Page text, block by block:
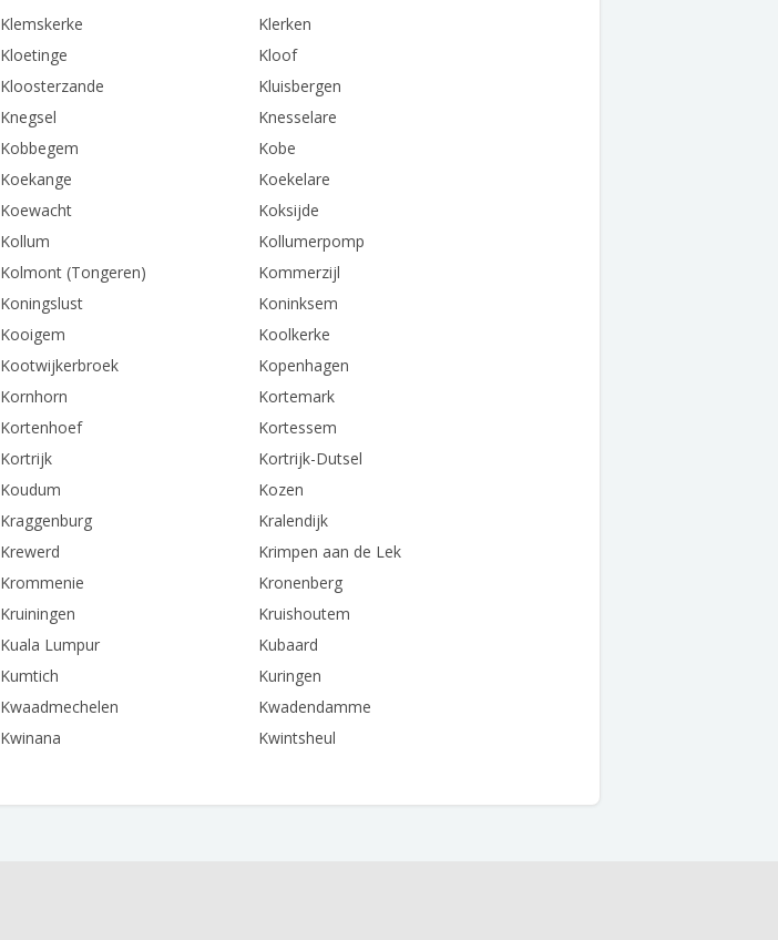
Klemskerke
Klerken
Kloetinge
Kloof
Kloosterzande
Kluisbergen
Knegsel
Knesselare
Kobbegem
Kobe
Koekange
Koekelare
Koewacht
Koksijde
Kollum
Kollumerpomp
Kolmont (Tongeren)
Kommerzijl
Koningslust
Koninksem
Kooigem
Koolkerke
Kootwijkerbroek
Kopenhagen
Kornhorn
Kortemark
Kortenhoef
Kortessem
Kortrijk
Kortrijk-Dutsel
Koudum
Kozen
Kraggenburg
Kralendijk
Krewerd
Krimpen aan de Lek
Krommenie
Kronenberg
Kruiningen
Kruishoutem
Kuala Lumpur
Kubaard
Kumtich
Kuringen
Kwaadmechelen
Kwadendamme
Kwinana Kwintsheul